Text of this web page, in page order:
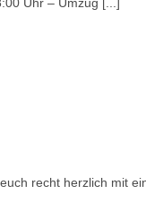
Uhr – Umzug [...]
recht herzlich mit